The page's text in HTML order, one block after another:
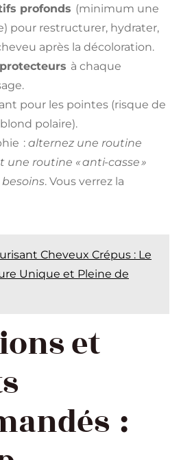
profonds (minimum une
pour restructurer, hydrater,
après la décoloration.
à chaque
pour les pointes (risque de
polaire).
: alternez une routine
une routine « anti-casse »
. Vous verrez la
Cheveux Crépus : Le
Unique et Pleine de
et
: